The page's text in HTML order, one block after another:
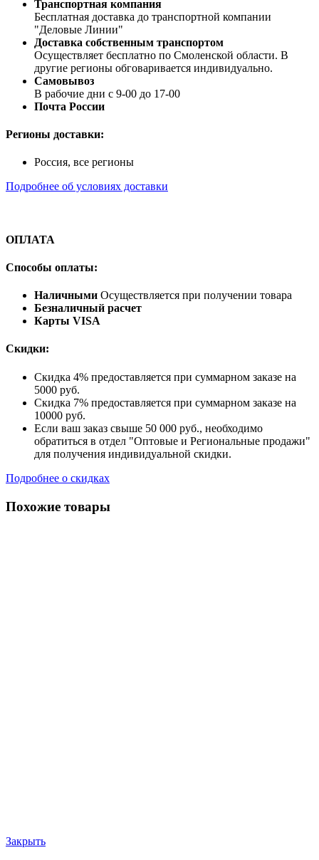
Транспортная компания
Бесплатная доставка до транспортной компании
"Деловые Линии"
Доставка собственным транспортом
Осуществляет бесплатно по Смоленской области. В
другие регионы обговаривается индивидуально.
Самовывоз
В рабочие дни с 9-00 до 17-00
Почта России
Регионы доставки:
Россия, все регионы
Подробнее об условиях доставки
ОПЛАТА
Способы оплаты:
Наличными Осуществляется при получении товара
Безналичный расчет
Карты VISA
Скидки:
Скидка 4% предоставляется при суммарном заказе на
5000 руб.
Скидка 7% предоставляется при суммарном заказе на
10000 руб.
Если ваш заказ свыше 50 000 руб., необходимо
обратиться в отдел "Оптовые и Региональные продажи"
для получения индивидуальной скидки.
Подробнее о скидках
Похожие товары
Закрыть